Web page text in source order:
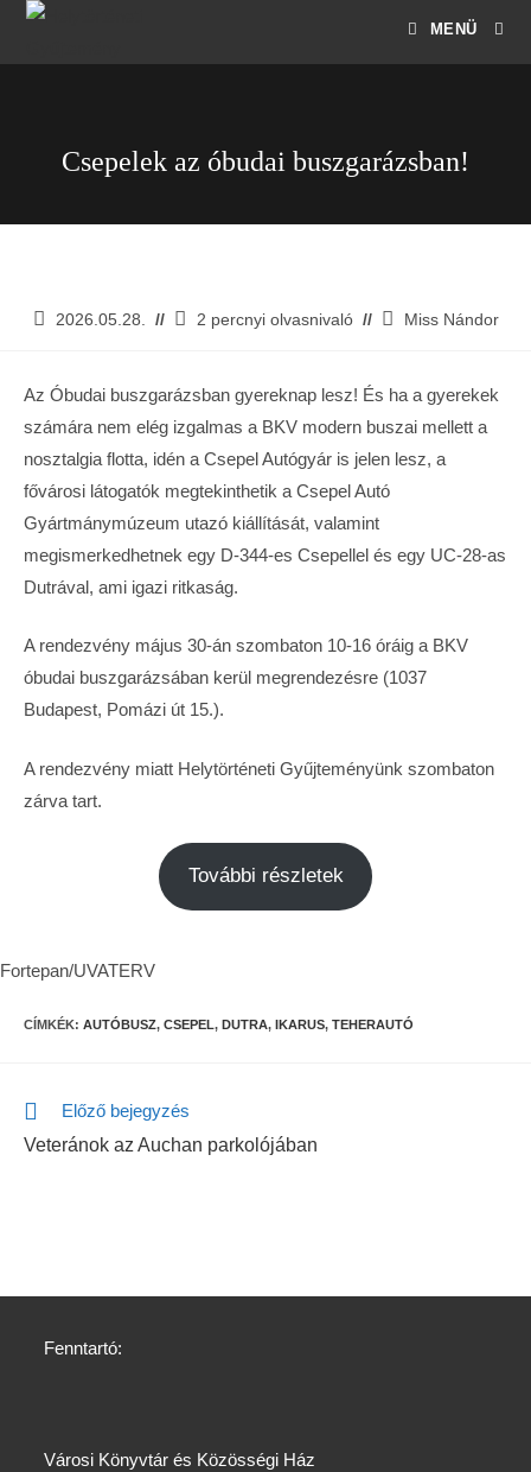
MENÜ
Csepelek az óbudai buszgarázsban!
2026.05.28. 2 percnyi olvasnivaló Miss Nándor
Az Óbudai buszgarázsban gyereknap lesz! És ha a gyerekek
számára nem elég izgalmas a BKV modern buszai mellett a
nosztalgia flotta, idén a Csepel Autógyár is jelen lesz, a
fővárosi látogatók megtekinthetik a Csepel Autó
Gyártmánymúzeum utazó kiállítását, valamint
megismerkedhetnek egy D-344-es Csepellel és egy UC-28-as
Dutrával, ami igazi ritkaság.
A rendezvény május 30-án szombaton 10-16 óráig a BKV
óbudai buszgarázsában kerül megrendezésre (1037
Budapest, Pomázi út 15.).
A rendezvény miatt Helytörténeti Gyűjteményünk szombaton
zárva tart.
További részletek
Fortepan/UVATERV
CÍMKÉK: AUTÓBUSZ, CSEPEL, DUTRA, IKARUS, TEHERAUTÓ
Előző bejegyzés
Veteránok az Auchan parkolójában
Fenntartó:
Városi Könyvtár és Közösségi Ház